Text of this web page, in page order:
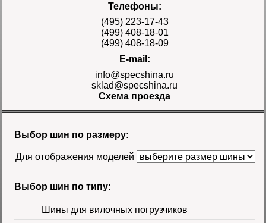
E-3/L-3 TT Naaats
Цена 48000 руб.
58500 руб.
Телефоны:
(495) 223-17-43
(499) 408-18-01
(499) 408-18-09
E-mail:
info@specshina.ru
sklad@specshina.ru
Схема проезда
Выбор шин по размеру:
Для отображения моделей
Выбор шин по типу:
Шины для вилочных погрузчиков